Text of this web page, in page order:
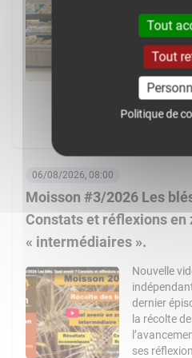
de
à deux
cent fruits
réalise 80
L’usine
(44)
000 t de
Un volume
Moisson #3/2026 Les
Constats et réflexions en
« intermédiaires ».
06/08/2026, 08:00
Nouvelle
dernier
la récolte
ses
Tout
Tout
Politique de